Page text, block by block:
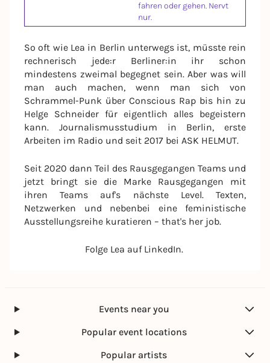
fahren oder gehen. Nervt
nur.
So oft wie Lea in Berlin unterwegs ist, müsste rein
rechnerisch jede:r Berliner:in ihr schon
mindestens zweimal begegnet sein. Aber was will
man auch machen, wenn man sich von
Schrammel-Punk über Conscious Rap bis hin zu
Helge Schneider für eigentlich alles begeistern
kann. Journalismusstudium in Berlin, erste
Arbeiten im Radio und seit 2017 bei ASK HELMUT.
Seit 2020 dann Teil des Rausgegangen Teams und
jetzt bringt sie die Marke Rausgegangen mit
ihren Teams auf's nächste Level. Texten,
Netzwerken und nebenbei eine feministische
Ausstellungsreihe kuratieren – that's her job.
Folge Lea auf LinkedIn.
Events near you
Popular event locations
Popular artists